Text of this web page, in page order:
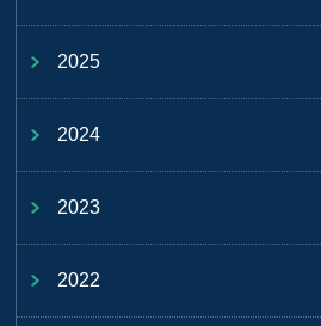
2025
2024
2023
2022